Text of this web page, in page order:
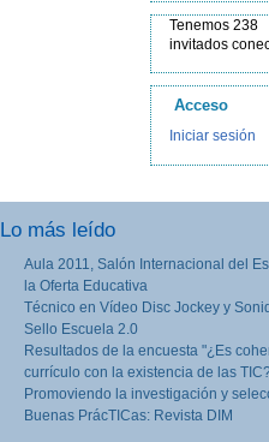
Tenemos 238
invitados
Acceso
Iniciar sesión
Lo más leído
Aula 2011, Salón Internacional del
la Oferta Educativa
Técnico en Vídeo Disc Jockey y
Sello Escuela 2.0
Resultados de la encuesta "¿Es
currículo con la existencia de las
Promoviendo la investigación y
Buenas PrácTICas: Revista DIM